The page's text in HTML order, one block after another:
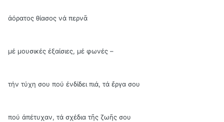
ἀόρατος θίασος νά περνᾶ
μέ μουσικές ἐξαίσιες, μέ φωνές –
τήν τύχη σου πού ἐνδίδει πιά, τά ἔργα σου
πού ἀπέτυχαν, τά σχέδια τῆς ζωῆς σου